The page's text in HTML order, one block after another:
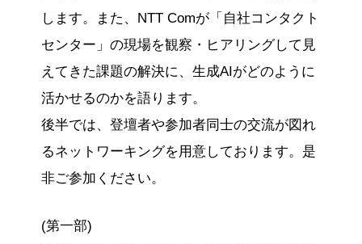
します。また、NTT Comが「自社コンタクト
センター」の現場を観察・ヒアリングして見
えてきた課題の解決に、生成AIがどのように
活かせるのかを語ります。
後半では、登壇者や参加者同士の交流が図れ
るネットワーキングを用意しております。是
非ご参加ください。
(第一部)